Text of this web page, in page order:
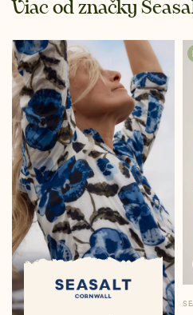
Viac od značky